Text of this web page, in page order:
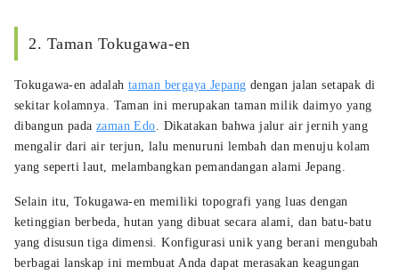
2. Taman Tokugawa-en
Tokugawa-en adalah taman bergaya Jepang dengan jalan setapak di
sekitar kolamnya. Taman ini merupakan taman milik daimyo yang
dibangun pada zaman Edo . Dikatakan bahwa jalur air jernih yang
mengalir dari air terjun, lalu menuruni lembah dan menuju kolam
yang seperti laut, melambangkan pemandangan alami Jepang.
Selain itu, Tokugawa-en memiliki topografi yang luas dengan
ketinggian berbeda, hutan yang dibuat secara alami, dan batu-batu
yang disusun tiga dimensi. Konfigurasi unik yang berani mengubah
berbagai lanskap ini membuat Anda dapat merasakan keagungan